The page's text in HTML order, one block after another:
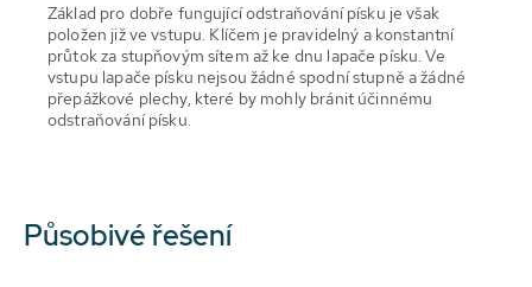
Základ pro dobře fungující odstraňování písku je však
položen již ve vstupu. Klíčem je pravidelný a konstantní
průtok za stupňovým sítem až ke dnu lapače písku. Ve
vstupu lapače písku nejsou žádné spodní stupně a žádné
přepážkové plechy, které by mohly bránit účinnému
odstraňování písku.
Působivé řešení